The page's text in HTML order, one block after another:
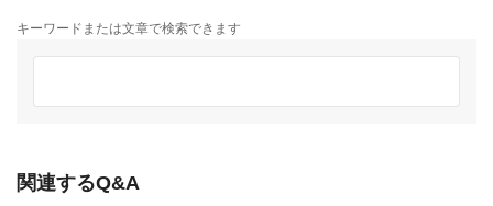
キーワードまたは文章で検索できます
関連するQ&A